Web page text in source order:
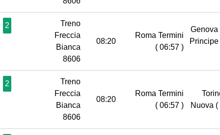
2
Treno
Freccia
Bianca
8606
08:20
Roma Termini
( 06:57 )
Principe
2
Treno
Freccia
Bianca
8606
08:20
Roma Termini
( 06:57 )
Nuova (